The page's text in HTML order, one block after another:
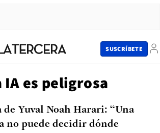
SUSCRÍBETE
IA es peligrosa
Yuval Noah Harari: “Una
no puede decidir dónde